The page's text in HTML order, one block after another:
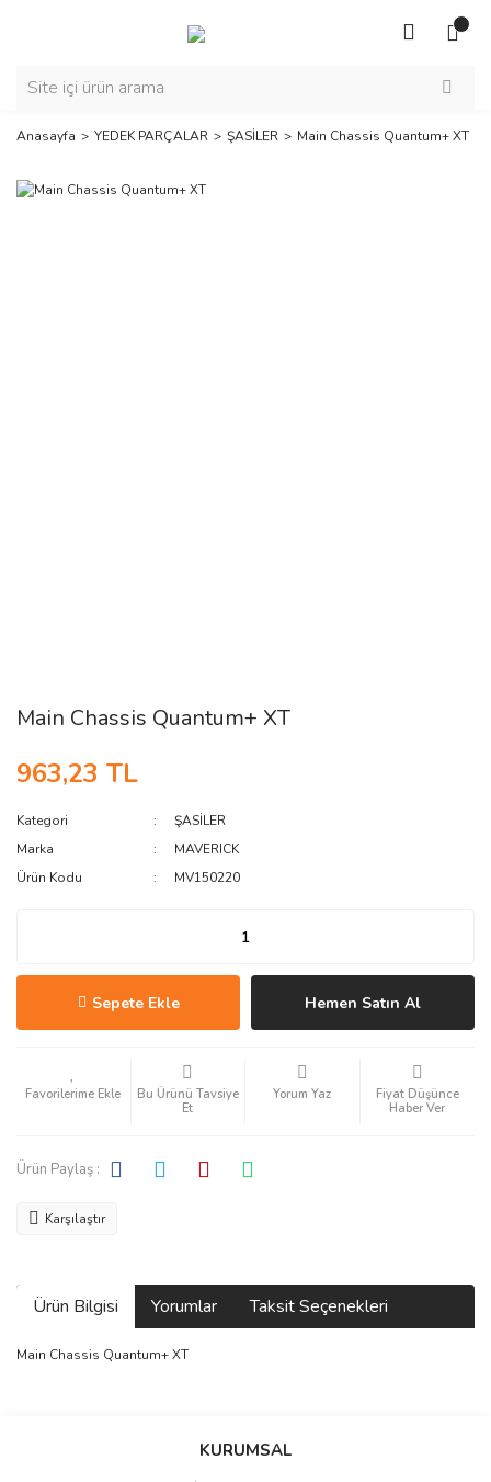
Anasayfa YEDEK PARÇALAR ŞASİLER Main Chassis Quantum+ XT
Main Chassis Quantum+ XT
963,23 TL
Kategori
ŞASİLER
Marka
MAVERICK
Ürün Kodu
MV150220
Sepete Ekle Hemen Satın Al
Bu Ürünü Tavsiye
Et
Yorum Yaz
Fiyat Düşünce
Haber Ver
Ürün Paylaş :
Karşılaştır
Ürün Bilgisi Yorumlar Taksit Seçenekleri
Main Chassis Quantum+ XT
Bu ürüne ilk yorumu siz yapın!
KURUMSAL